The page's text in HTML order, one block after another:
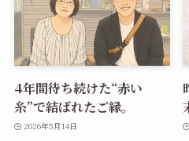
4年間待ち続けた“赤い
糸”で結ばれたご縁。
2026年5月14日